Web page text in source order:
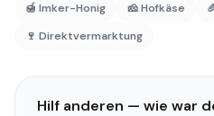
🍯 Imker-Honig
🧀 Hofkäse
🍷 Direktvermarktung
Hilf anderen — wie war